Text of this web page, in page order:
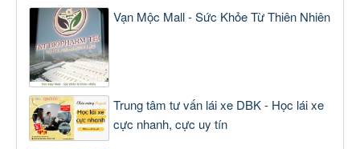
Vạn Mộc Mall - Sức Khỏe Từ Thiên Nhiên
Trung tâm tư vấn lái xe DBK - Học lái xe
cực nhanh, cực uy tín